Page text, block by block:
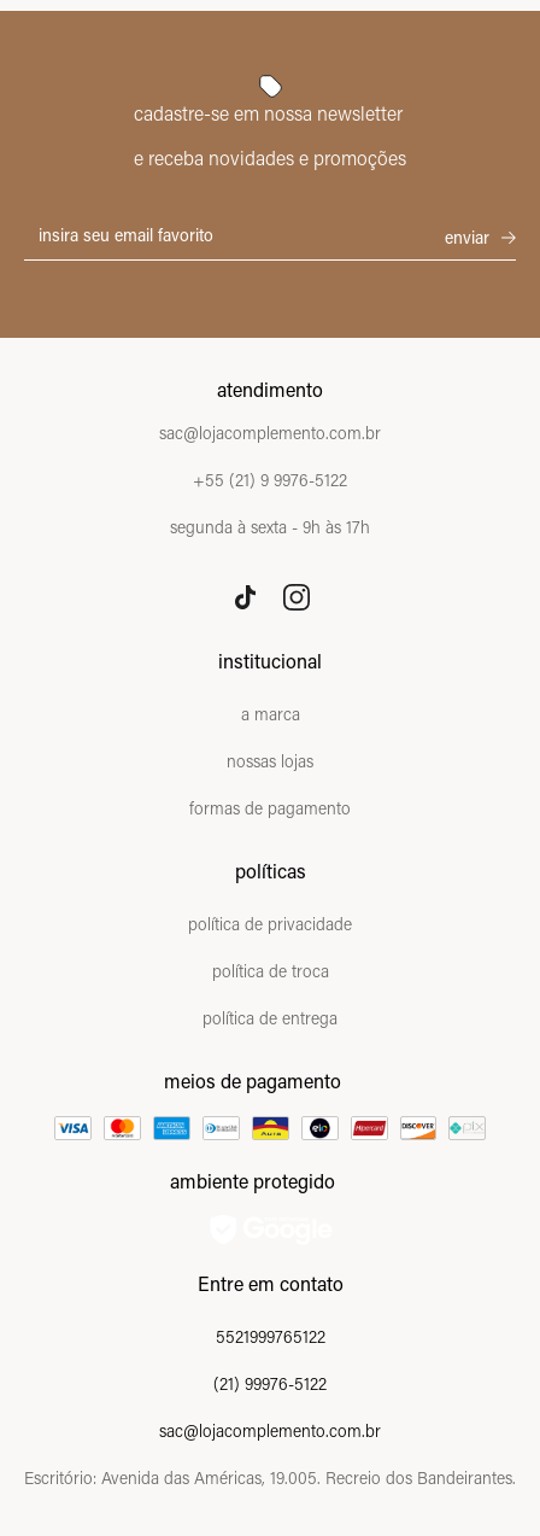
cadastre-se em nossa newsletter
e receba novidades e promoções
atendimento
sac@lojacomplemento.com.br
+55 (21) 9 9976-5122
segunda à sexta - 9h às 17h
institucional
a marca
nossas lojas
formas de pagamento
políticas
política de privacidade
política de troca
política de entrega
meios de pagamento
ambiente protegido
Entre em contato
5521999765122
(21) 99976-5122
sac@lojacomplemento.com.br
Escritório: Avenida das Américas, 19.005. Recreio dos Bandeirantes.